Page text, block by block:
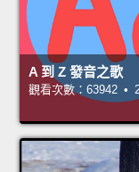
A 到 Z 發音之歌
觀看次數：63942 •